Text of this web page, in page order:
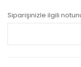
Siparişinizle ilgili